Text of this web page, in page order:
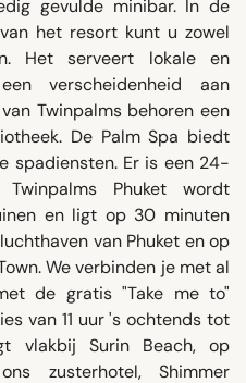
gevulde minibar. In de
het resort kunt u zowel
Het serveert lokale en
verscheidenheid aan
Twinpalms behoren een
De Palm Spa biedt
spadiensten. Er is een 24-
Twinpalms Phuket wordt
en ligt op 30 minuten
van Phuket en op
We verbinden je met al
de gratis "Take me to"
van 11 uur 's ochtends tot
vlakbij Surin Beach, op
zusterhotel, Shimmer